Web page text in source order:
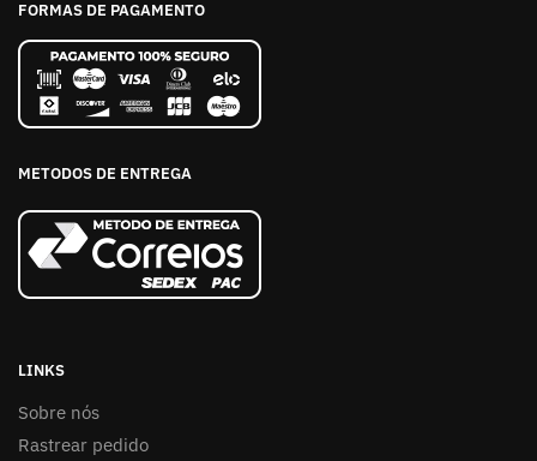
FORMAS DE PAGAMENTO
METODOS DE ENTREGA
LINKS
Sobre nós
Rastrear pedido